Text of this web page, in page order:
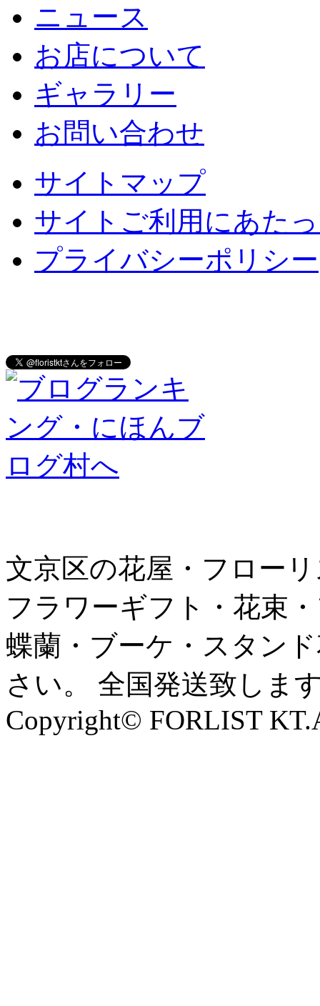
ニュース
お店について
ギャラリー
お問い合わせ
サイトマップ
サイトご利用にあた
プライバシーポリシー
文京区の花屋・フロー
フラワーギフト・花束
蝶蘭・ブーケ・スタン
さい。 全国発送致しま
Copyright© FORLIST